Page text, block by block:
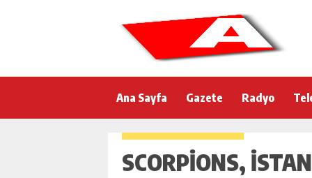
Ana Sayfa Gazete Radyo
SCORPIONS,